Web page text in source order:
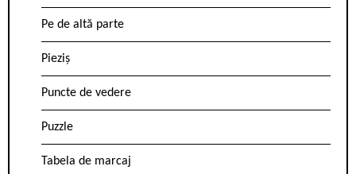
Pe de altă parte
Pieziș
Puncte de vedere
Puzzle
Tabela de marcaj